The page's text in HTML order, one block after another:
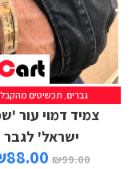
הוספה לסל
גברים תכשיטים
צמיד דמוי עור
ישראל' לגבר
₪99.00
88.00